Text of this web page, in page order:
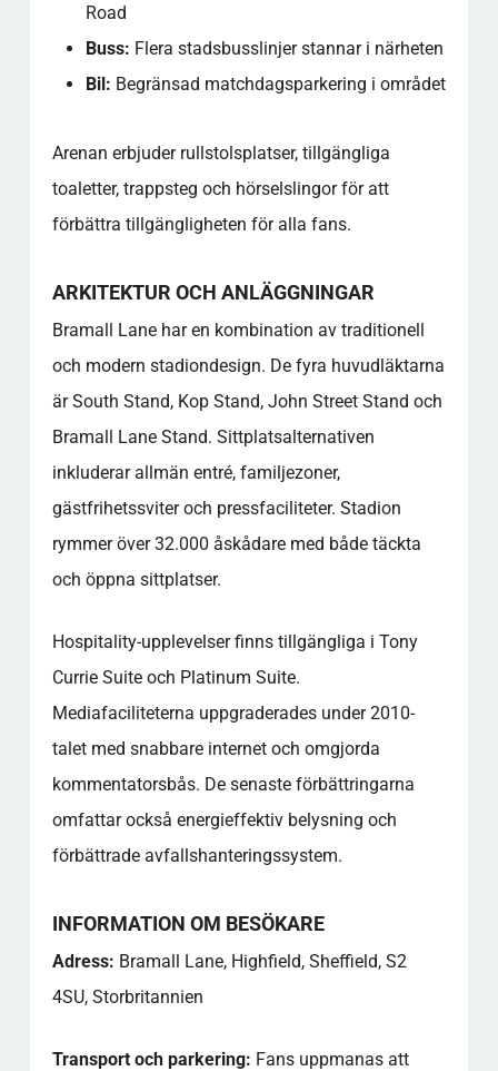
Road
Buss: Flera stadsbusslinjer stannar i närheten
Bil: Begränsad matchdagsparkering i området
Arenan erbjuder rullstolsplatser, tillgängliga
toaletter, trappsteg och hörselslingor för att
förbättra tillgängligheten för alla fans.
ARKITEKTUR OCH ANLÄGGNINGAR
Bramall Lane har en kombination av traditionell
och modern stadiondesign. De fyra huvudläktarna
är South Stand, Kop Stand, John Street Stand och
Bramall Lane Stand. Sittplatsalternativen
inkluderar allmän entré, familjezoner,
gästfrihetssviter och pressfaciliteter. Stadion
rymmer över 32.000 åskådare med både täckta
och öppna sittplatser.
Hospitality-upplevelser finns tillgängliga i Tony
Currie Suite och Platinum Suite.
Mediafaciliteterna uppgraderades under 2010-
talet med snabbare internet och omgjorda
kommentatorsbås. De senaste förbättringarna
omfattar också energieffektiv belysning och
förbättrade avfallshanteringssystem.
INFORMATION OM BESÖKARE
Adress: Bramall Lane, Highfield, Sheffield, S2
4SU, Storbritannien
Transport och parkering: Fans uppmanas att